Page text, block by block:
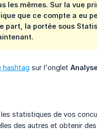
les mêmes. Sur la vue
que ce compte a eu
part, la portée sous
hashtag sur l'onglet
statistiques de vos
des autres et obtenir